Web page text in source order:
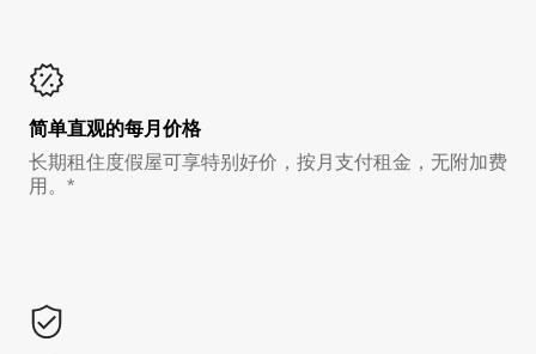
简单直观的每月价格
长期租住度假屋可享特别好价，按月支付租金，无附加费
用。*